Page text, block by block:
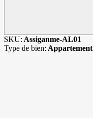
SKU: Assiganme-AL01
Type de bien: Appartement